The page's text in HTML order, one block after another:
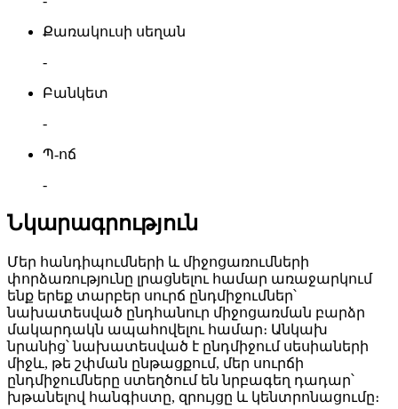
Քառակուսի սեղան
-
Բանկետ
-
Պ-ոճ
-
Նկարագրություն
Մեր հանդիպումների և միջոցառումների
փորձառությունը լրացնելու համար առաջարկում
ենք երեք տարբեր սուրճ ընդմիջումներ՝
նախատեսված ընդհանուր միջոցառման բարձր
մակարդակն ապահովելու համար։ Անկախ
նրանից՝ նախատեսված է ընդմիջում սեսիաների
միջև, թե շփման ընթացքում, մեր սուրճի
ընդմիջումները ստեղծում են նրբագեղ դադար՝
խթանելով հանգիստը, զրույցը և կենտրոնացումը։